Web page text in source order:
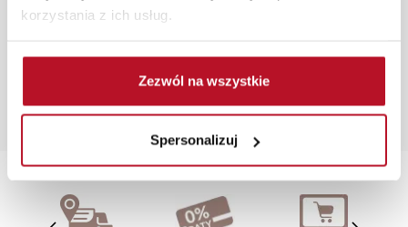
korzystania z ich usług.
Zezwól na wszystkie
Spersonalizuj
się od widocznych na ekranie, zależnie od ustawień
Popularne wyszukiwania:
kuchenne w zabudowie|półeczki wiszące|półki